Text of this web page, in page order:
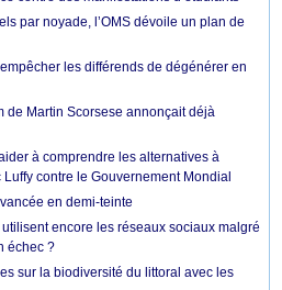
par noyade, l’OMS dévoile un plan de
les différends de dégénérer en
de Martin Scorsese annonçait déjà
à comprendre les alternatives à
contre le Gouvernement Mondial
en demi-teinte
encore les réseaux sociaux malgré
échec ?
sur la biodiversité du littoral avec les